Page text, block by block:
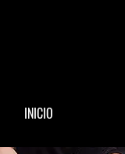
INICIO